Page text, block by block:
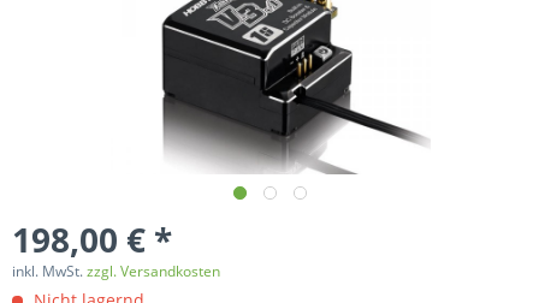
198,00 € *
inkl. MwSt.zzgl. Versandkosten